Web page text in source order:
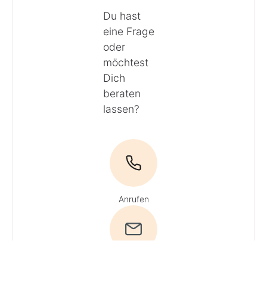
Du hast
eine Frage
oder
möchtest
Dich
beraten
lassen?
Anrufen